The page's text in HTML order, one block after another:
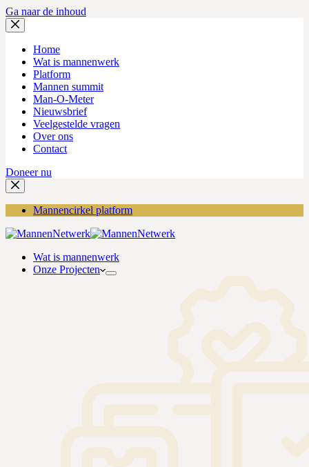
Ga naar de inhoud
Home
Wat is mannenwerk
Platform
Mannen summit
Man-O-Meter
Nieuwsbrief
Veelgestelde vragen
Over ons
Contact
Doneer nu
Mannencirkel platform
Wat is mannenwerk
Onze Projecten